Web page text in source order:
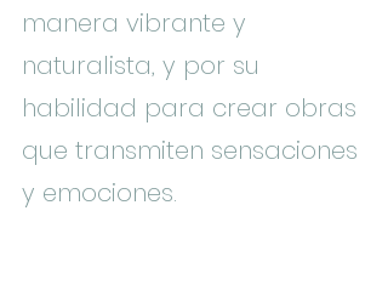
manera vibrante y
naturalista, y por su
habilidad para crear obras
que transmiten sensaciones
y emociones.